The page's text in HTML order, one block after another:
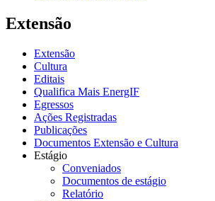
Extensão
Extensão
Cultura
Editais
Qualifica Mais EnergIF
Egressos
Ações Registradas
Publicações
Documentos Extensão e Cultura
Estágio
Conveniados
Documentos de estágio
Relatório